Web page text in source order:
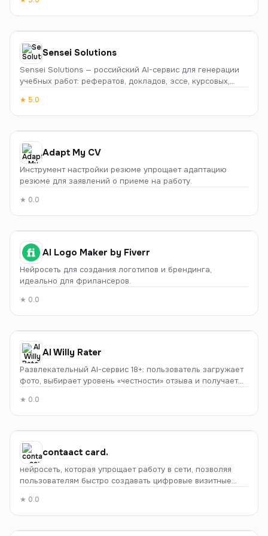
Инвестиции HR Путешествия
Недвижимость
Рецепты и готовка Развлечения SEO
Саморазвитие
Генератор имен
соответствие требованиям паспорта, визы или ID более
чем 150 стран.
Sensei Solutions
Sensei Solutions — российский AI-сервис для генерации
учебных работ: рефератов, докладов, эссе, курсовых,
языковых моделях с упором на русский язык, выдаёт
готовый текст объёмом до 100+ страниц за один проход.
★ 5.0
Adapt My CV
Инструмент настройки резюме упрощает адаптацию
резюме для заявлений о приеме на работу.
★ 0.0
AI Logo Maker by Fiverr
Нейросеть для создания логотипов и брендинга,
идеально для фрилансеров.
★ 0.0
AI Willy Rater
Развлекательный AI-сервис 18+: пользователь загружает
фото, выбирает уровень «честности» отзыва и получает
озвучкой. Работает в браузере без обязательной
регистрации, первый разбор бесплатный. Носит
★ 0.0
contaact card.
нейросеть, которая упрощает работу в сети, позволяя
пользователям быстро создавать цифровые визитные
★ 0.0